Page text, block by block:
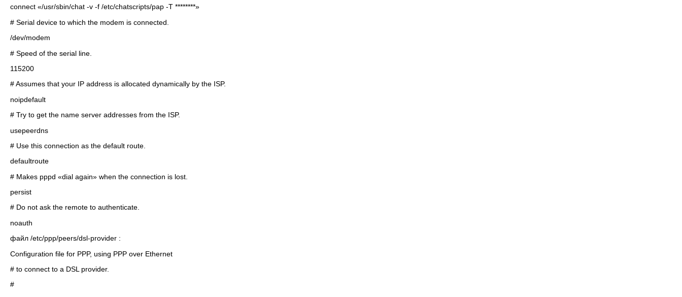
connect «/usr/sbin/chat -v -f /etc/chatscripts/pap -T ********»
# Serial device to which the modem is connected.
/dev/modem
# Speed of the serial line.
115200
# Assumes that your IP address is allocated dynamically by the ISP.
noipdefault
# Try to get the name server addresses from the ISP.
usepeerdns
# Use this connection as the default route.
defaultroute
# Makes pppd «dial again» when the connection is lost.
persist
# Do not ask the remote to authenticate.
noauth
файл /etc/ppp/peers/dsl-provider :
Configuration file for PPP, using PPP over Ethernet
# to connect to a DSL provider.
#